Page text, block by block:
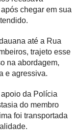
chegar em sua
até a Rua
trajeto esse
na abordagem,
e agressiva.
da Polícia
do membro
foi transportada